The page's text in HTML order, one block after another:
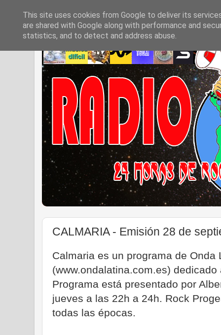
CALMARIA - Emisión 28 de
Calmaria es un programa de Onda
(www.ondalatina.com.es)
Programa está presentado por
jueves a las 22h a 24h. Rock
todas las épocas.
This site uses cookies from Google to deliver its
are shared with Google along with performance and
statistics, and to detect and address abuse.